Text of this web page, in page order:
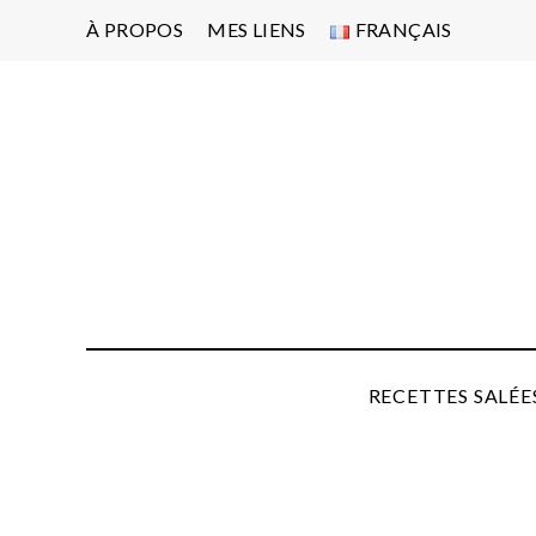
À PROPOS MES LIENS FRANÇAIS
RECETTES